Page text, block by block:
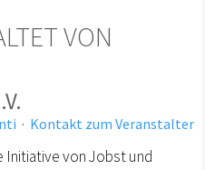
VON
· Kontakt zum Veranstalter
Initiative von Jobst und